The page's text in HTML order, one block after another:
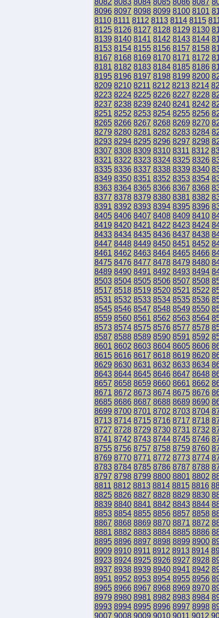
8096 8097 8098 8099 8100 8101
8110 8111 8112 8113 8114 8115
8125 8126 8127 8128 8129 8130
8139 8140 8141 8142 8143 8144
8153 8154 8155 8156 8157 8158
8167 8168 8169 8170 8171 8172
8181 8182 8183 8184 8185 8186
8195 8196 8197 8198 8199 8200
8209 8210 8211 8212 8213 8214
8223 8224 8225 8226 8227 8228
8237 8238 8239 8240 8241 8242
8251 8252 8253 8254 8255 8256
8265 8266 8267 8268 8269 8270
8279 8280 8281 8282 8283 8284
8293 8294 8295 8296 8297 8298
8307 8308 8309 8310 8311 8312
8321 8322 8323 8324 8325 8326
8335 8336 8337 8338 8339 8340
8349 8350 8351 8352 8353 8354
8363 8364 8365 8366 8367 8368
8377 8378 8379 8380 8381 8382
8391 8392 8393 8394 8395 8396
8405 8406 8407 8408 8409 8410
8419 8420 8421 8422 8423 8424
8433 8434 8435 8436 8437 8438
8447 8448 8449 8450 8451 8452
8461 8462 8463 8464 8465 8466
8475 8476 8477 8478 8479 8480
8489 8490 8491 8492 8493 8494
8503 8504 8505 8506 8507 8508
8517 8518 8519 8520 8521 8522
8531 8532 8533 8534 8535 8536
8545 8546 8547 8548 8549 8550
8559 8560 8561 8562 8563 8564
8573 8574 8575 8576 8577 8578
8587 8588 8589 8590 8591 8592
8601 8602 8603 8604 8605 8606
8615 8616 8617 8618 8619 8620
8629 8630 8631 8632 8633 8634
8643 8644 8645 8646 8647 8648
8657 8658 8659 8660 8661 8662
8671 8672 8673 8674 8675 8676
8685 8686 8687 8688 8689 8690
8699 8700 8701 8702 8703 8704
8713 8714 8715 8716 8717 8718
8727 8728 8729 8730 8731 8732
8741 8742 8743 8744 8745 8746
8755 8756 8757 8758 8759 8760
8769 8770 8771 8772 8773 8774
8783 8784 8785 8786 8787 8788
8797 8798 8799 8800 8801 8802
8811 8812 8813 8814 8815 8816
8825 8826 8827 8828 8829 8830
8839 8840 8841 8842 8843 8844
8853 8854 8855 8856 8857 8858
8867 8868 8869 8870 8871 8872
8881 8882 8883 8884 8885 8886
8895 8896 8897 8898 8899 8900
8909 8910 8911 8912 8913 8914
8923 8924 8925 8926 8927 8928
8937 8938 8939 8940 8941 8942
8951 8952 8953 8954 8955 8956
8965 8966 8967 8968 8969 8970
8979 8980 8981 8982 8983 8984
8993 8994 8995 8996 8997 8998
9007 9008 9009 9010 9011 9012